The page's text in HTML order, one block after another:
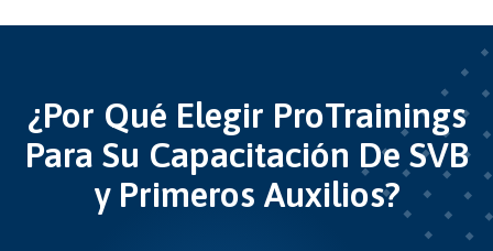
¿Por Qué Elegir ProTrainings
Para Su Capacitación De SVB
y Primeros Auxilios?